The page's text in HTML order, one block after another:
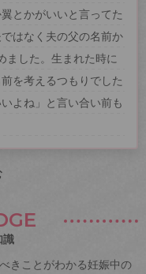
とかがいいと言ってた
はなく夫の父の名前か
ました。生まれた時に
を考えるつもりでした
よね」と言い合い前も
識
きことがわかる妊娠中の